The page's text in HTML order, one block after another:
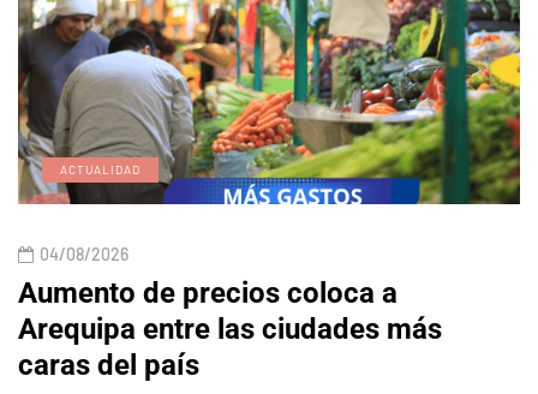
ACTUALIDAD
04/08/2026
Aumento de precios coloca a
Arequipa entre las ciudades más
caras del país